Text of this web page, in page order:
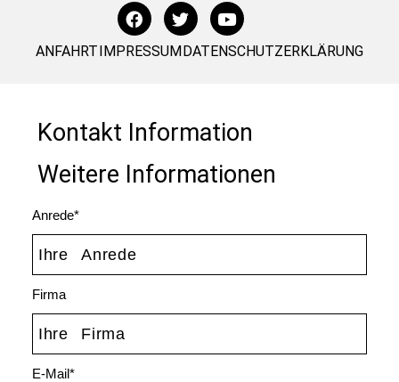
ANFAHRTIMPRESSUMDATENSCHUTZERKLÄRUNG
Kontakt Information
Weitere Informationen
Anrede*
Firma
E-Mail*